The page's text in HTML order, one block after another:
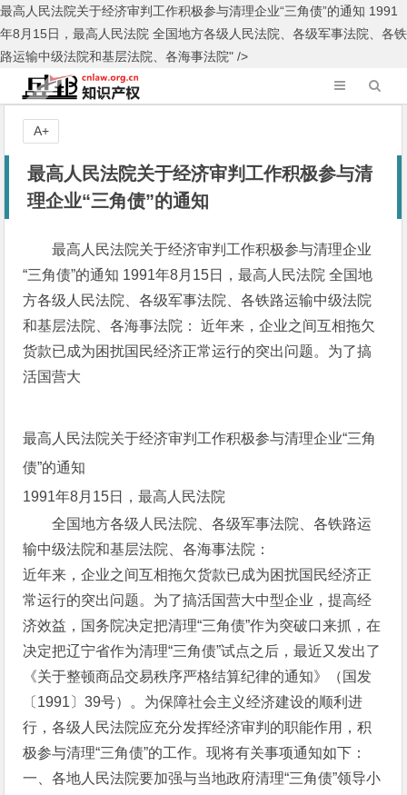
最高人民法院关于经济审判工作积极参与清理企业“三角债”的通知 1991
年8月15日，最高人民法院 全国地方各级人民法院、各级军事法院、各铁
路运输中级法院和基层法院、各海事法院" />
最高人民法院关于经济审判工作积极参与清
理企业“三角债”的通知
最高人民法院关于经济审判工作积极参与清理企业
“三角债”的通知 1991年8月15日，最高人民法院 全国地
方各级人民法院、各级军事法院、各铁路运输中级法院
和基层法院、各海事法院： 近年来，企业之间互相拖欠
货款已成为困扰国民经济正常运行的突出问题。为了搞
活国营大
最高人民法院关于经济审判工作积极参与清理企业“三角
债”的通知
1991年8月15日，最高人民法院
全国地方各级人民法院、各级军事法院、各铁路运
输中级法院和基层法院、各海事法院：
近年来，企业之间互相拖欠货款已成为困扰国民经济正
常运行的突出问题。为了搞活国营大中型企业，提高经
济效益，国务院决定把清理“三角债”作为突破口来抓，在
决定把辽宁省作为清理“三角债”试点之后，最近又发出了
《关于整顿商品交易秩序严格结算纪律的通知》（国发
〔1991〕39号）。为保障社会主义经济建设的顺利进
行，各级人民法院应充分发挥经济审判的职能作用，积
极参与清理“三角债”的工作。现将有关事项通知如下：
一、各地人民法院要加强与当地政府清理“三角债”领导小
A+